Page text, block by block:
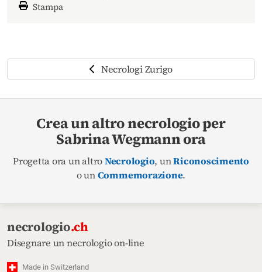
Stampa
Necrologi Zurigo
Crea un altro necrologio per
Sabrina Wegmann ora
Progetta ora un altroNecrologio, unRiconoscimento
o unCommemorazione.
necrologio.ch
Disegnare un necrologio on-line
Made in Switzerland